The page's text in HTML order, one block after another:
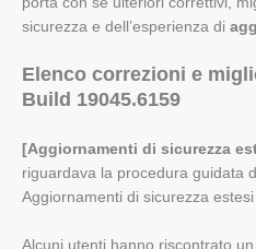
sicurezza e dell’esperienza di
Elenco correzioni e
Build 19045.6159
[Aggiornamenti di sicurezza
riguardava la procedura guidata
Aggiornamenti di sicurezza
Alcuni utenti hanno riscontrato